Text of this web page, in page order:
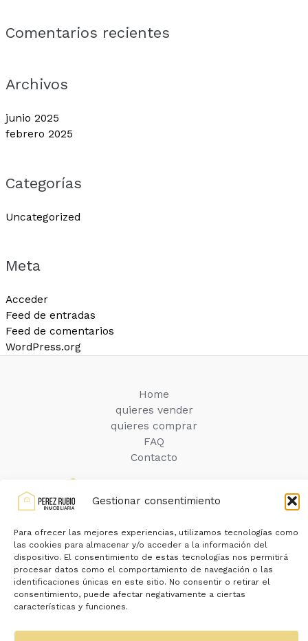
Gestionar consentimiento
Para ofrecer las mejores experiencias, utilizamos tecnologías como
las cookies para almacenar y/o acceder a la información del
dispositivo. El consentimiento de estas tecnologías nos permitirá
procesar datos como el comportamiento de navegación o las
identificaciones únicas en este sitio. No consentir o retirar el
consentimiento, puede afectar negativamente a ciertas
características y funciones.
Comentarios recientes
Archivos
junio 2025
febrero 2025
Categorías
Uncategorized
Meta
Acceder
Feed de entradas
Feed de comentarios
WordPress.org
Home
quieres vender
quieres comprar
FAQ
Contacto
Política de Cookies
Aviso Legal
Política de Privacidad